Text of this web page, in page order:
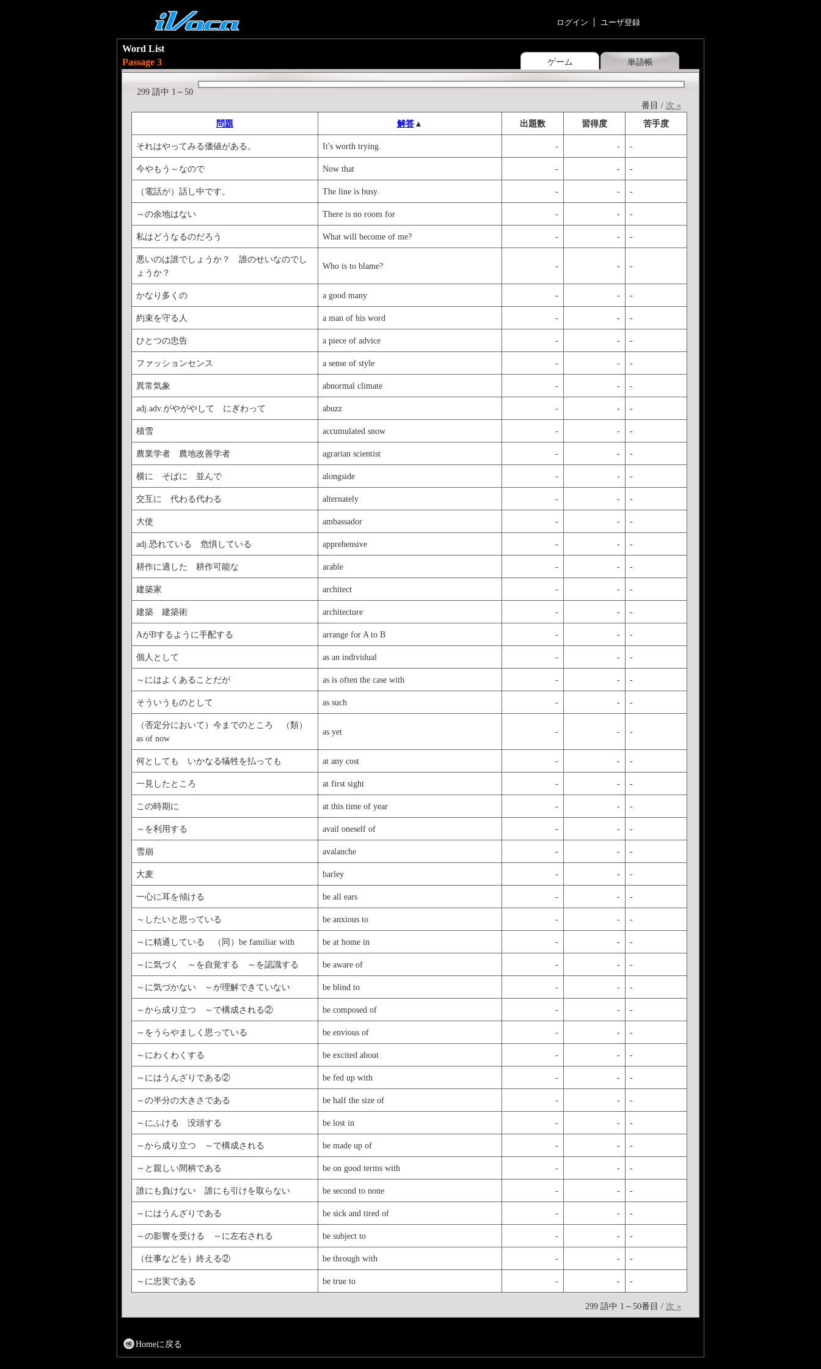
ログイン ユーザ登録
ゲーム 単語帳
Word List
Passage 3
299 語中 1～50
番目 / 次 »
問題
解答▲ 出題数 習得度 苦手度
それはやってみる価値がある。 It's worth trying. - - -
今やもう～なので Now that - - -
（電話が）話し中です。 The line is busy. - - -
～の余地はない There is no room for - - -
私はどうなるのだろう What will become of me? - - -
悪いのは誰でしょうか？ 誰のせいなのでし
ょうか？
Who is to blame? - - -
かなり多くの a good many - - -
約束を守る人 a man of his word - - -
ひとつの忠告 a piece of advice - - -
ファッションセンス a sense of style - - -
異常気象 abnormal climate - - -
adj.adv.がやがやして にぎわって abuzz - - -
積雪 accumulated snow - - -
農業学者 農地改善学者 agrarian scientist - - -
横に そばに 並んで alongside - - -
交互に 代わる代わる alternately - - -
大使 ambassador - - -
adj.恐れている 危惧している apprehensive - - -
耕作に適した 耕作可能な arable - - -
建築家 architect - - -
建築 建築術 architecture - - -
AがBするように手配する arrange for A to B - - -
個人として as an individual - - -
～にはよくあることだが as is often the case with - - -
そういうものとして as such - - -
（否定分において）今までのところ （類）
as of now
as yet - - -
何としても いかなる犠牲を払っても at any cost - - -
一見したところ at first sight - - -
この時期に at this time of year - - -
～を利用する avail oneself of - - -
雪崩 avalanche - - -
大麦 barley - - -
一心に耳を傾ける be all ears - - -
～したいと思っている be anxious to - - -
～に精通している （同）be familiar with be at home in - - -
～に気づく ～を自覚する ～を認識する be aware of - - -
～に気づかない ～が理解できていない be blind to - - -
～から成り立つ ～で構成される② be composed of - - -
～をうらやましく思っている be envious of - - -
～にわくわくする be excited about - - -
～にはうんざりである② be fed up with - - -
～の半分の大きさである be half the size of - - -
～にふける 没頭する be lost in - - -
～から成り立つ ～で構成される be made up of - - -
～と親しい間柄である be on good terms with - - -
誰にも負けない 誰にも引けを取らない be second to none - - -
～にはうんざりである be sick and tired of - - -
～の影響を受ける ～に左右される be subject to - - -
（仕事などを）終える② be through with - - -
～に忠実である be true to - - -
299 語中 1～50番目 / 次 »
Homeに戻る